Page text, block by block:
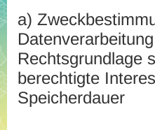
a)
Rechtsgrundlage
berechtigte
Speicherdauer